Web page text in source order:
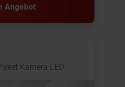
Angebot
Kamera LED